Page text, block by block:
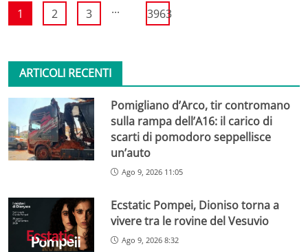
1 2 3 ... 3963
ARTICOLI RECENTI
Pomigliano d’Arco, tir contromano
sulla rampa dell’A16: il carico di
scarti di pomodoro seppellisce
un’auto
Ago 9, 2026 11:05
Ecstatic Pompei, Dioniso torna a
vivere tra le rovine del Vesuvio
Ago 9, 2026 8:32